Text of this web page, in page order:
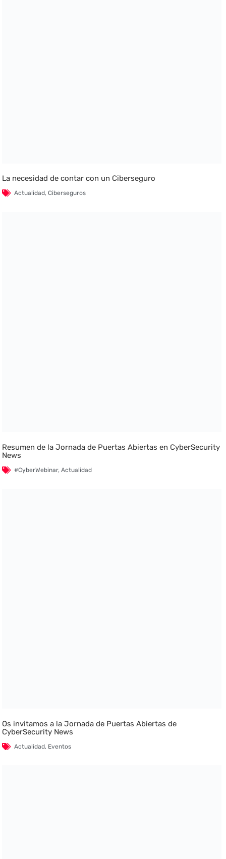
La necesidad de contar con un Ciberseguro
Actualidad,Ciberseguros
Resumen de la Jornada de Puertas Abiertas en CyberSecurity
News
#CyberWebinar,Actualidad
Os invitamos a la Jornada de Puertas Abiertas de
CyberSecurity News
Actualidad, Eventos